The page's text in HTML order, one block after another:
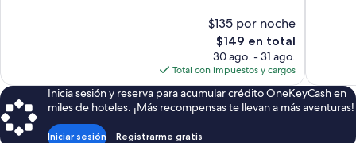
$135 por noche
El
precio
actual
es
de
$149
$149 en total
30 ago. - 31 ago.
Total con impuestos y cargos
Inicia sesión y reserva para acumular crédito OneKeyCash en
miles de hoteles. ¡Más recompensas te llevan a más aventuras!
Iniciar sesión Registrarme gratis